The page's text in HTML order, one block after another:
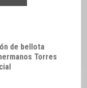
de bellota
Torres